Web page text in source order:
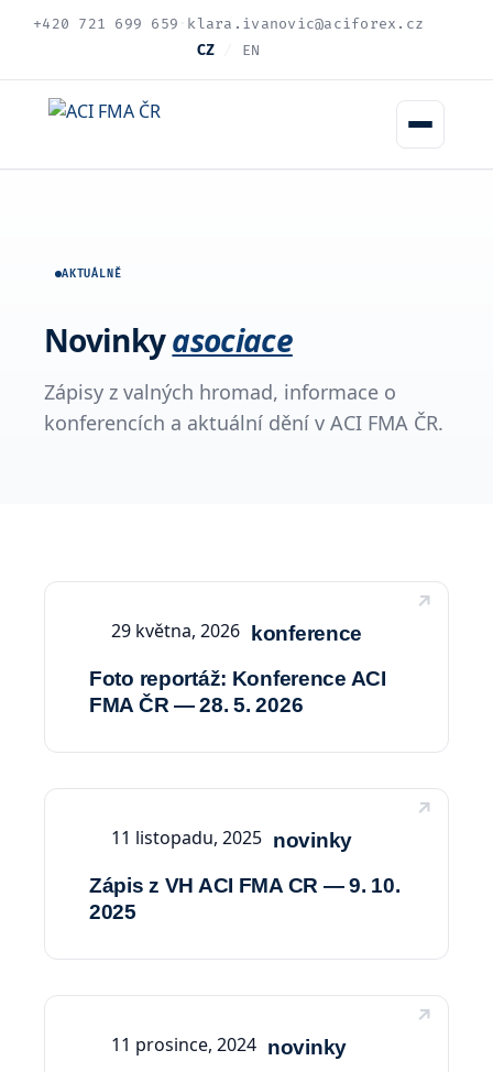
+420 721 699 659
klara.ivanovic@aciforex.cz
CZ
EN
AKTUÁLNĚ
Novinkyasociace
Zápisy z valných hromad, informace o
konferencích a aktuální dění v ACI FMA ČR.
29 května, 2026
konference
Foto reportáž: Konference ACI
FMA ČR — 28. 5. 2026
11 listopadu, 2025 novinky
Zápis z VH ACI FMA CR — 9. 10.
2025
11 prosince, 2024 novinky